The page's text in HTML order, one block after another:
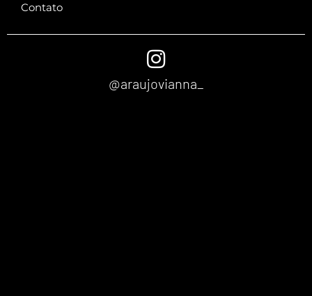
Contato
@araujovianna_